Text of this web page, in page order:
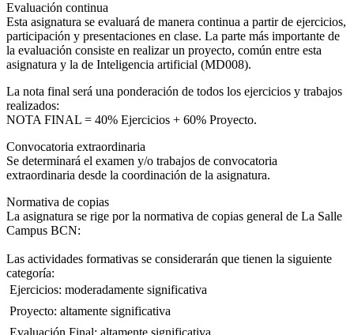
Evaluación continua
Esta asignatura se evaluará de manera continua a partir de ejercicios,
participación y presentaciones en clase. La parte más importante de
la evaluación consiste en realizar un proyecto, común entre esta
asignatura y la de Inteligencia artificial (MD008).
La nota final será una ponderación de todos los ejercicios y trabajos
realizados:
NOTA FINAL = 40% Ejercicios + 60% Proyecto.
Convocatoria extraordinaria
Se determinará el examen y/o trabajos de convocatoria
extraordinaria desde la coordinación de la asignatura.
Normativa de copias
La asignatura se rige por la normativa de copias general de La Salle
Campus BCN:
Las actividades formativas se considerarán que tienen la siguiente
categoría:
 Ejercicios: moderadamente significativa
 Proyecto: altamente significativa